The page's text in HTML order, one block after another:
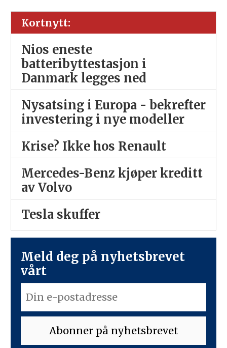
Kortnytt:
Nios eneste
batteribyttestasjon i
Danmark legges ned
Nysatsing i Europa - bekrefter
investering i nye modeller
Krise? Ikke hos Renault
Mercedes-Benz kjøper kreditt
av Volvo
Tesla skuffer
Meld deg på nyhetsbrevet
vårt